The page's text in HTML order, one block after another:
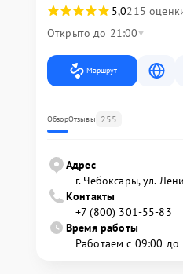
5,0215
Открыто до 21:00
Маршрут
ОбзорОтзывы 255
Адрес
г. Чебоксары, ул.
Контакты
+7 (800) 301-55-83
Время работы
Работаем с 09:00 до